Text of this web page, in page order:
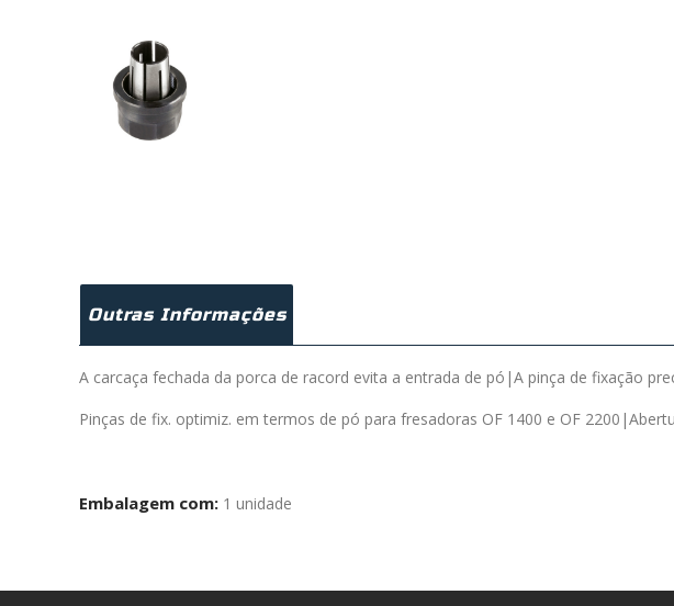
Outras Informações
A carcaça fechada da porca de racord evita a entrada de pó|A pinça de fixação
Pinças de fix. optimiz. em termos de pó para fresadoras OF 1400 e OF
Embalagem com: 1 unidade